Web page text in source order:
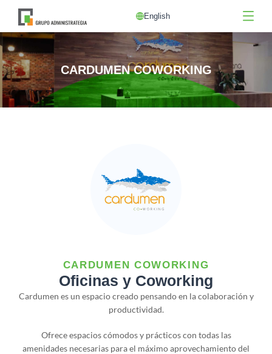
English
CARDUMEN COWORKING
CARDUMEN COWORKING
Oficinas y Coworking
Cardumen es un espacio creado pensando en la colaboración y
productividad.
Ofrece espacios cómodos y prácticos con todas las
amenidades necesarias para el máximo aprovechamiento del